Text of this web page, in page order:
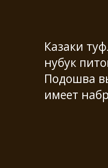
Казаки
нубук
Подошва
имеет